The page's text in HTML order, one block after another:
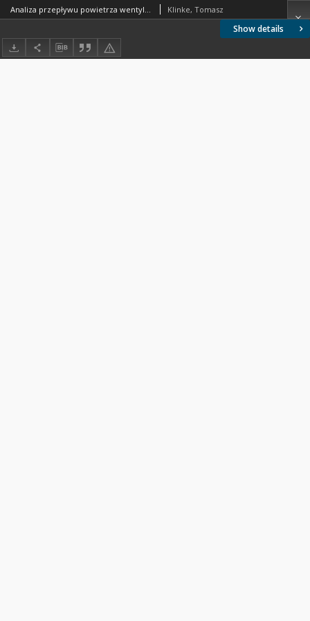
Show details
Analiza przepływu powietrza wentylacyjnego w tunelach metra Klinke, Tomasz